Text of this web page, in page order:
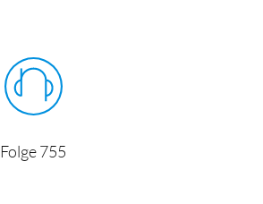
Folge 755